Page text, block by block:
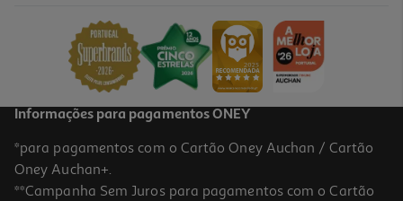
209,99 €
Informações para pagamentos ONEY
*para pagamentos com o Cartão Oney Auchan / Cartão
Oney Auchan+.
**Campanha Sem Juros para pagamentos com o Cartão